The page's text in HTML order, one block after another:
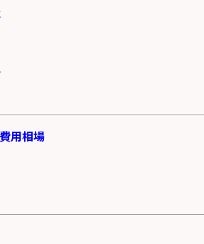
用相場